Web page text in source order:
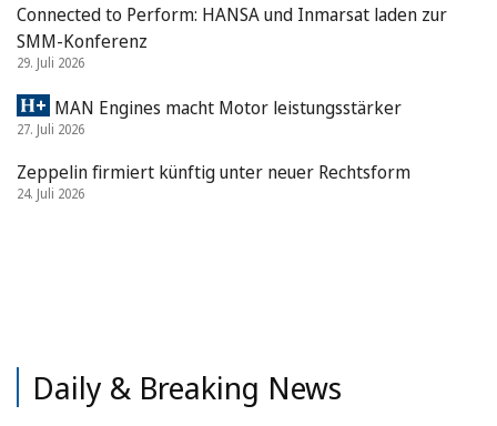
Connected to Perform: HANSA und Inmarsat laden zur
SMM-Konferenz
29. Juli 2026
MAN Engines macht Motor leistungsstärker
27. Juli 2026
Zeppelin firmiert künftig unter neuer Rechtsform
24. Juli 2026
Daily & Breaking News